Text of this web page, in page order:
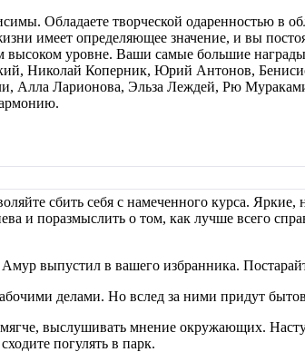
Обладаете творческой одаренностью в
имеет определяющее значение, и вы
уровне. Ваши самые большие награды
Николай Коперник, Юрий Антонов,
Ларионова, Эльза Леждей, Рю
сбить себя с намеченного курса. Яркие,
и поразмыслить о том, как лучше всего
выпустил в вашего избранника.
делами. Но вслед за ними придут
выслушивать мнение окружающих.
погулять в парк.